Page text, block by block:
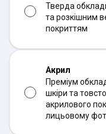
Тверда
та розкішним
покриттям
Акрил
Преміум
шкіри та
акрилового
лицьовому